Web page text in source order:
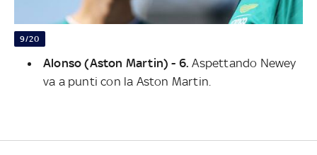
9/20
Alonso (Aston Martin) - 6.Aspettando Newey
va a punti con la Aston Martin.